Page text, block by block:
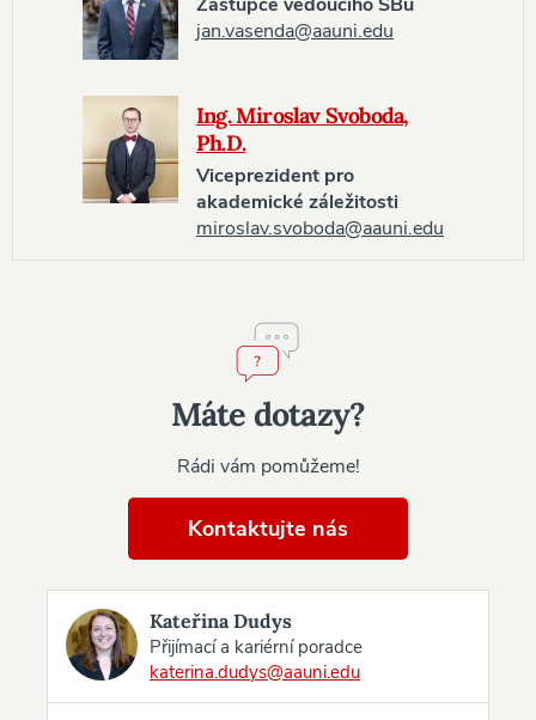
jan.vasenda@aauni.edu
Ing. Miroslav Svoboda,
Ph.D.
Viceprezident pro
akademické záležitosti
miroslav.svoboda@aauni.edu
Máte dotazy?
Rádi vám pomůžeme!
Kontaktujte nás
Kateřina Dudys
Přijímací a kariérní poradce
katerina.dudys@aauni.edu